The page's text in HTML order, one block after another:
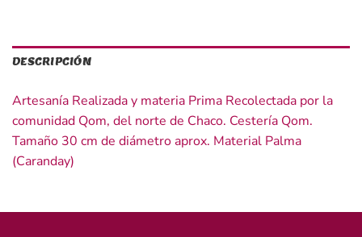
DESCRIPCIÓN
Artesanía Realizada y materia Prima Recolectada por la
comunidad Qom, del norte de Chaco. Cestería Qom.
Tamaño 30 cm de diámetro aprox. Material Palma
(Caranday)